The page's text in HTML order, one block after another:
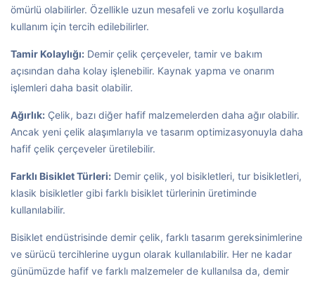
ömürlü olabilirler. Özellikle uzun mesafeli ve zorlu koşullarda
kullanım için tercih edilebilirler.
Tamir Kolaylığı: Demir çelik çerçeveler, tamir ve bakım
açısından daha kolay işlenebilir. Kaynak yapma ve onarım
işlemleri daha basit olabilir.
Ağırlık: Çelik, bazı diğer hafif malzemelerden daha ağır olabilir.
Ancak yeni çelik alaşımlarıyla ve tasarım optimizasyonuyla daha
hafif çelik çerçeveler üretilebilir.
Farklı Bisiklet Türleri: Demir çelik, yol bisikletleri, tur bisikletleri,
klasik bisikletler gibi farklı bisiklet türlerinin üretiminde
kullanılabilir.
Bisiklet endüstrisinde demir çelik, farklı tasarım gereksinimlerine
ve sürücü tercihlerine uygun olarak kullanılabilir. Her ne kadar
günümüzde hafif ve farklı malzemeler de kullanılsa da, demir